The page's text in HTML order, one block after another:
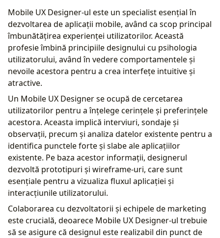
Mobile UX Designer-ul este un specialist esențial în
dezvoltarea de aplicații mobile, având ca scop principal
îmbunătățirea experienței utilizatorilor. Această
profesie îmbină principiile designului cu psihologia
utilizatorului, având în vedere comportamentele și
nevoile acestora pentru a crea interfețe intuitive și
atractive.
Un Mobile UX Designer se ocupă de cercetarea
utilizatorilor pentru a înțelege cerințele și preferințele
acestora. Aceasta implică interviuri, sondaje și
observații, precum și analiza datelor existente pentru a
identifica punctele forte și slabe ale aplicațiilor
existente. Pe baza acestor informații, designerul
dezvoltă prototipuri și wireframe-uri, care sunt
esențiale pentru a vizualiza fluxul aplicației și
interacțiunile utilizatorului.
Colaborarea cu dezvoltatorii și echipele de marketing
este crucială, deoarece Mobile UX Designer-ul trebuie
să se asigure că designul este realizabil din punct de